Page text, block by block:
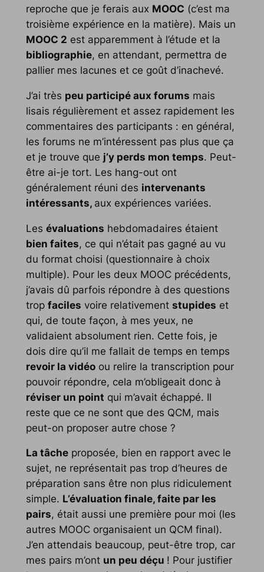
reproche que je ferais aux MOOC (c’est ma
troisième expérience en la matière). Mais un
MOOC 2 est apparemment à l’étude et la
bibliographie, en attendant, permettra de
pallier mes lacunes et ce goût d’inachevé.
J’ai très peu participé aux forums mais
lisais régulièrement et assez rapidement les
commentaires des participants : en général,
les forums ne m’intéressent pas plus que ça
et je trouve que j’y perds mon temps. Peut-
être ai-je tort. Les hang-out ont
généralement réuni des intervenants
intéressants, aux expériences variées.
Les évaluations hebdomadaires étaient
bien faites, ce qui n’était pas gagné au vu
du format choisi (questionnaire à choix
multiple). Pour les deux MOOC précédents,
j’avais dû parfois répondre à des questions
trop faciles voire relativement stupides et
qui, de toute façon, à mes yeux, ne
validaient absolument rien. Cette fois, je
dois dire qu’il me fallait de temps en temps
revoir la vidéoou relire la transcription pour
pouvoir répondre, cela m’obligeait donc à
réviser un point qui m’avait échappé. Il
reste que ce ne sont que des QCM, mais
peut-on proposer autre chose ?
La tâcheproposée, bien en rapport avec le
sujet, ne représentait pas trop d’heures de
préparation sans être non plus ridiculement
simple. L’évaluation finale, faite par les
pairs, était aussi une première pour moi (les
autres MOOC organisaient un QCM final).
J’en attendais beaucoup, peut-être trop, car
mes pairs m’ont un peu déçu ! Pour justifier